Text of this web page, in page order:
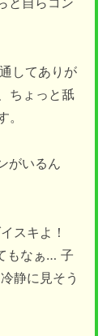
してありが
ちょっと舐
がいるん
スキよ！
もなぁ… 子
静に見そう